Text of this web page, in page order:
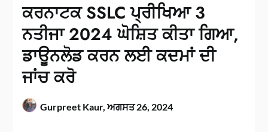
ਕਰਨਾਟਕ SSLC ਪ੍ਰੀਖਿਆ 3
ਨਤੀਜਾ 2024 ਘੋਸ਼ਿਤ ਕੀਤਾ ਗਿਆ,
ਡਾਊਨਲੋਡ ਕਰਨ ਲਈ ਕਦਮਾਂ ਦੀ
ਜਾਂਚ ਕਰੋ
Gurpreet Kaur,ਅਗਸਤ 26, 2024